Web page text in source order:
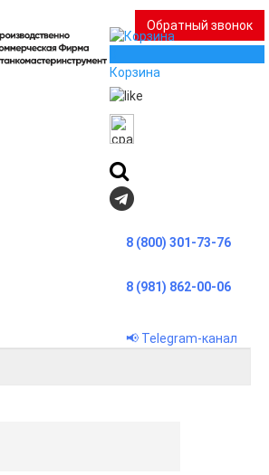
Обратный звонок
Корзина
8 (800) 301-73-76
8 (981) 862-00-06
📢 Telegram-канал